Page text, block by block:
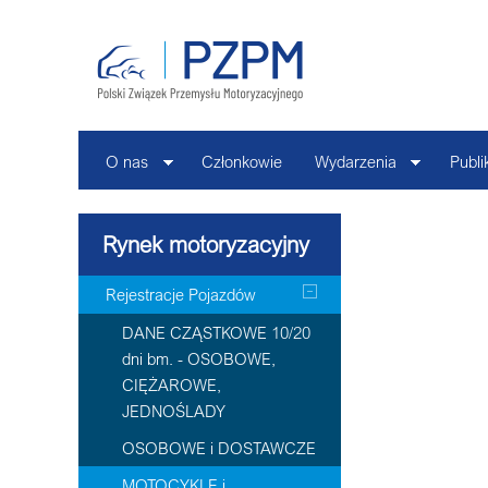
O nas Członkowie Wydarzenia
Rynek motoryzacyjny
Rejestracje Pojazdów
DANE CZĄSTKOWE 10/20
dni bm. - OSOBOWE,
CIĘŻAROWE,
JEDNOŚLADY
OSOBOWE i DOSTAWCZE